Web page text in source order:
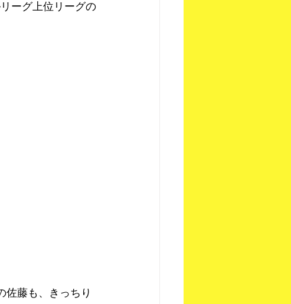
ーグ上位リーグの
佐藤も、きっちり